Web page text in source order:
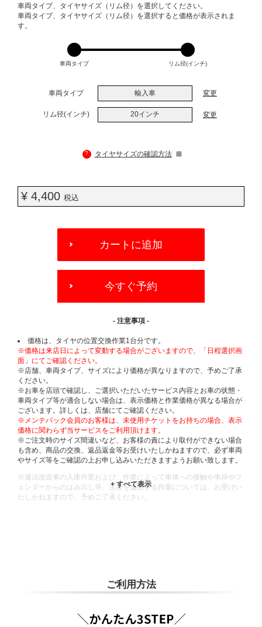
VARIATIONS
車両タイプ、タイヤサイズ（リム径）を選択してください。
車両タイプ、タイヤサイズ（リム径）を選択すると価格が表示されま
す。
車両タイプ リム径(インチ)
車両タイプ 輸入車 変更
リム径(インチ) 20インチ 変更
? タイヤサイズの確認方法
¥ 4,400 税込
OPTIONS
カートに追加
今すぐ予約
- 注意事項 -
価格は、タイヤの位置交換作業1台分です。
※価格は来店日によって変動する場合がございますので、「日程選択画
面」にてご確認ください。
※店舗、車両タイプ、サイズにより価格が異なりますので、予めご了承
ください。
※お車を店頭で確認し、ご選択いただいたサービス内容とお車の状態・
車両タイプ等が適合しない場合は、表示価格と作業価格が異なる場合が
ございます。詳しくは、店舗にてご確認ください。
※メンテパック会員のお客様は、未使用チケットをお持ちの場合、表示
価格に関わらず当サービスをご利用頂けます。
※ご注文時のサイズ間違いなど、お客様の責により取付ができない場合
も含め、商品の交換、返品返金等お受けいたしかねますので、必ず車両
やサイズ等をご確認の上お申し込みいただきますようお願い致します。
※違法改造車の入庫作業および、作業によって車体への接触や車枠やフ
ェンダーからのはみ出し等、法規を逸脱する作業については、お受けい
たしかねますので、予めご了承ください。
ご利用方法